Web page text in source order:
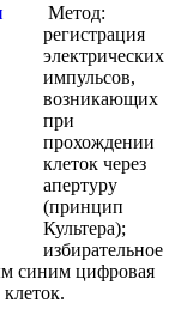
Метод:
регистрация
электрических
импульсов,
возникающих
при
прохождении
клеток через
апертуру
(принцип
Культера);
избирательное
синим цифровая